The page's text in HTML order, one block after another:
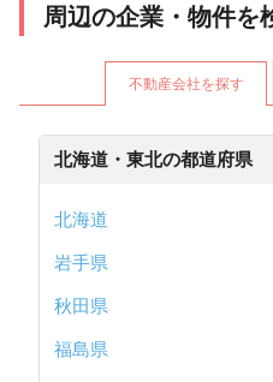
周辺の企業・物件を
不動産会社を探す
北海道・東北の都道府県
北海道
岩手県
秋田県
福島県